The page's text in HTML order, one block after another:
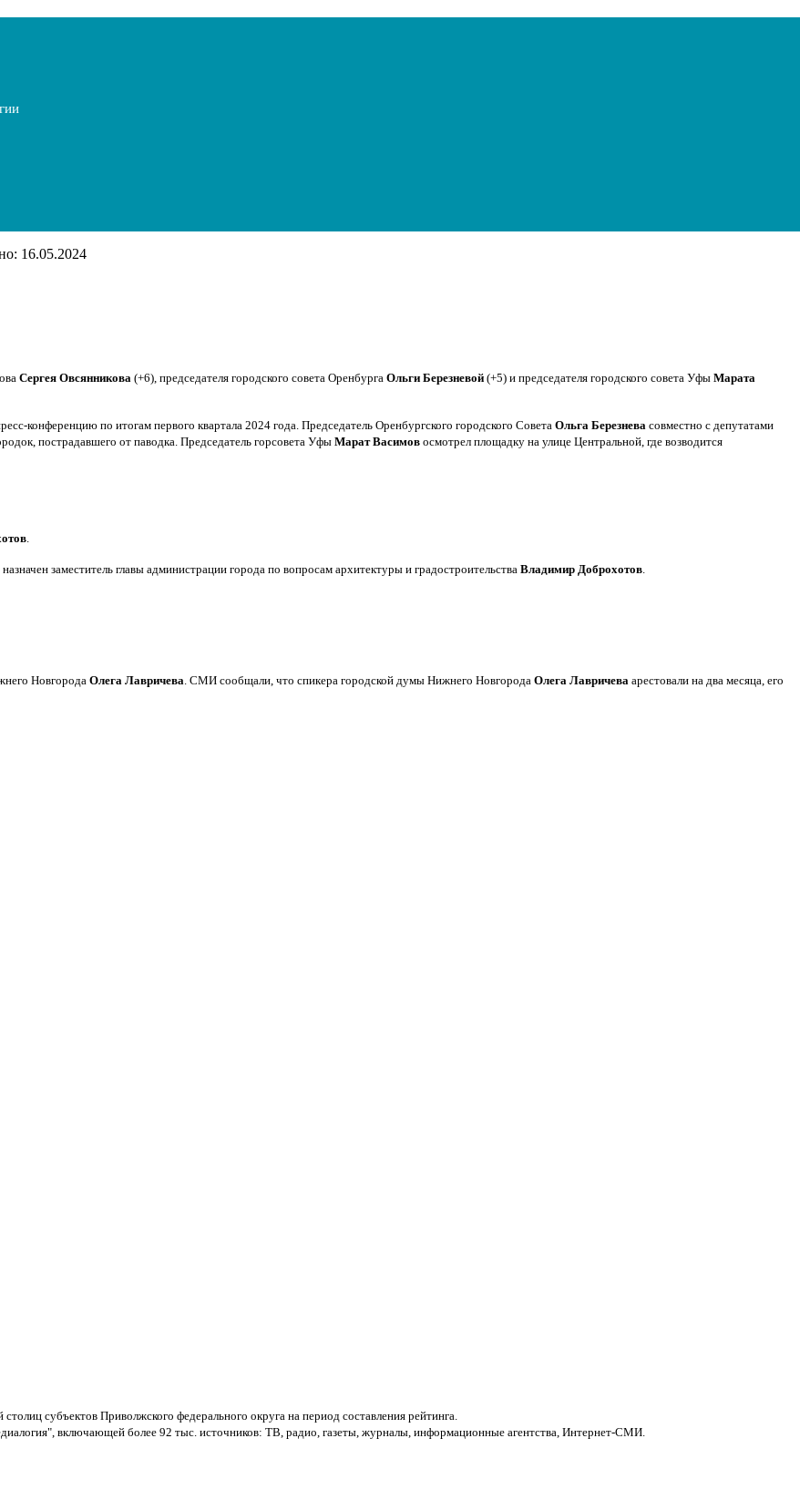
16.05.2024
Сергея Овсянникова (+6), председателя городского совета Оренбурга Ольги Березневой (+5) и председателя городского совета Уфы Марата
конференцию по итогам первого квартала 2024 года. Председатель Оренбургского городского Совета Ольга Березнева совместно с депутатами
пострадавшего от паводка. Председатель горсовета Уфы Марат Васимов осмотрел площадку на улице Центральной, где возводится
заместитель главы администрации города по вопросам архитектуры и градостроительства Владимир Доброхотов
Новгорода Олега Лавричева . СМИ сообщали, что спикера городской думы Нижнего Новгорода Олега Лавричева арестовали на два месяца, его
субъектов Приволжского федерального округа на период составления рейтинга.
включающей более 92 тыс. источников: ТВ, радио, газеты, журналы, информационные агентства, Интернет-СМИ.